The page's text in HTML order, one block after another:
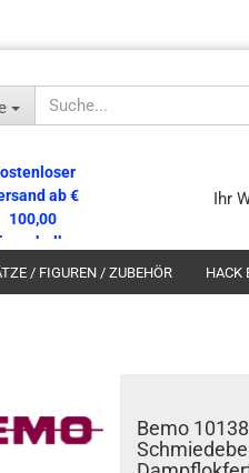
ab €
100,00
innerhalb
Ihr
/ FIGUREN / ZUBEHÖR HACK
Bemo